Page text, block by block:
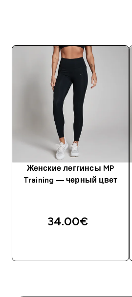
Женские леггинсы MP
Training — черный цвет
34.00€‎